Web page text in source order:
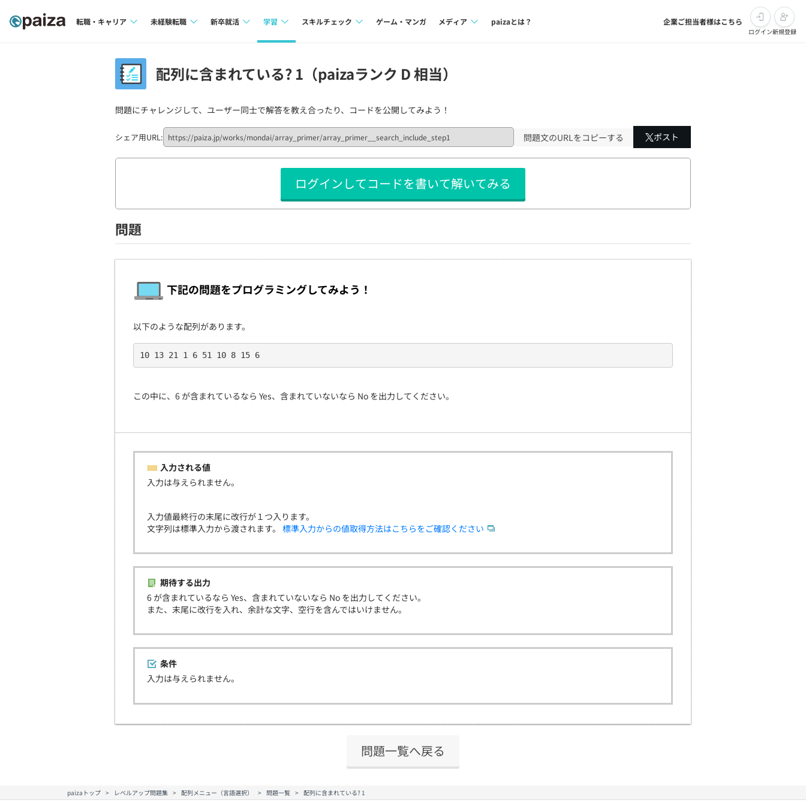
転職・キャリア
インタビュー
転職成功ガイド
転職エージェント
未経験転職
インタビュー
転職成功ガイド
新卒就活
本選考
新卒エージェント
イベント・セミナー
就活成功ガイド
学習
4択課題
ナレッジ
リファレンス
個人向けプラン
学校向けプラン
契約内容・クーポン
スキルチェック
SQL
評価結果一覧
再チャレンジ結果一覧
ゲーム・マンガ メディア paizaとは？ 企業ご担当者様はこちら
ログイン新規登録
配列に含まれている? 1（paizaランク D 相当）
問題にチャレンジして、ユーザー同士で解答を教え合ったり、コードを公開してみよう！
シェア用URL: 問題文のURLをコピーする ポスト
ログインしてコードを書いて解いてみる
問題
下記の問題をプログラミングしてみよう！
以下のような配列があります。
10 13 21 1 6 51 10 8 15 6
この中に、6 が含まれているなら Yes、含まれていないなら No を出力してください。
入力される値
入力は与えられません。
入力値最終行の末尾に改行が１つ入ります。
文字列は標準入力から渡されます。 標準入力からの値取得方法はこちらをご確認ください
期待する出力
6 が含まれているなら Yes、含まれていないなら No を出力してください。
また、末尾に改行を入れ、余計な文字、空行を含んではいけません。
条件
入力は与えられません。
問題一覧へ戻る
paizaトップ レベルアップ問題集 配列メニュー（言語選択） 問題一覧 配列に含まれている? 1